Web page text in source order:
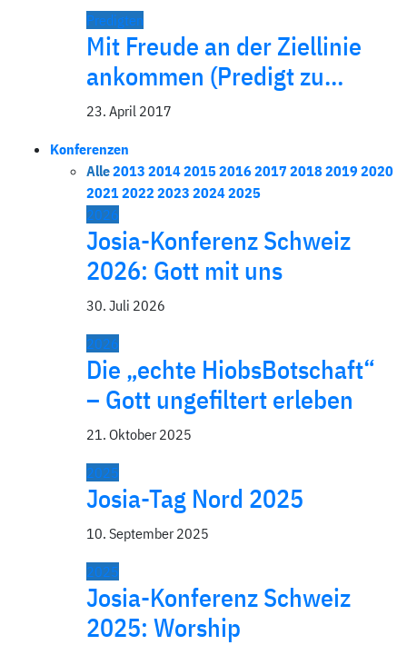
Predigten
Mit Freude an der Ziellinie
ankommen (Predigt zu…
23. April 2017
Konferenzen
Alle2013 2014201520162017 2018 2019 2020
20212022 2023 20242025
2026
Josia-Konferenz Schweiz
2026: Gott mit uns
30. Juli 2026
2026
Die „echte HiobsBotschaft“
– Gott ungefiltert erleben
21. Oktober 2025
2025
Josia-Tag Nord 2025
10. September 2025
2025
Josia-Konferenz Schweiz
2025: Worship